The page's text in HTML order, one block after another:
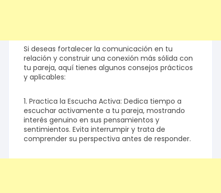
Si deseas fortalecer la comunicación en tu
relación y construir una conexión más sólida con
tu pareja, aquí tienes algunos consejos prácticos
y aplicables:
1. Practica la Escucha Activa: Dedica tiempo a
escuchar activamente a tu pareja, mostrando
interés genuino en sus pensamientos y
sentimientos. Evita interrumpir y trata de
comprender su perspectiva antes de responder.